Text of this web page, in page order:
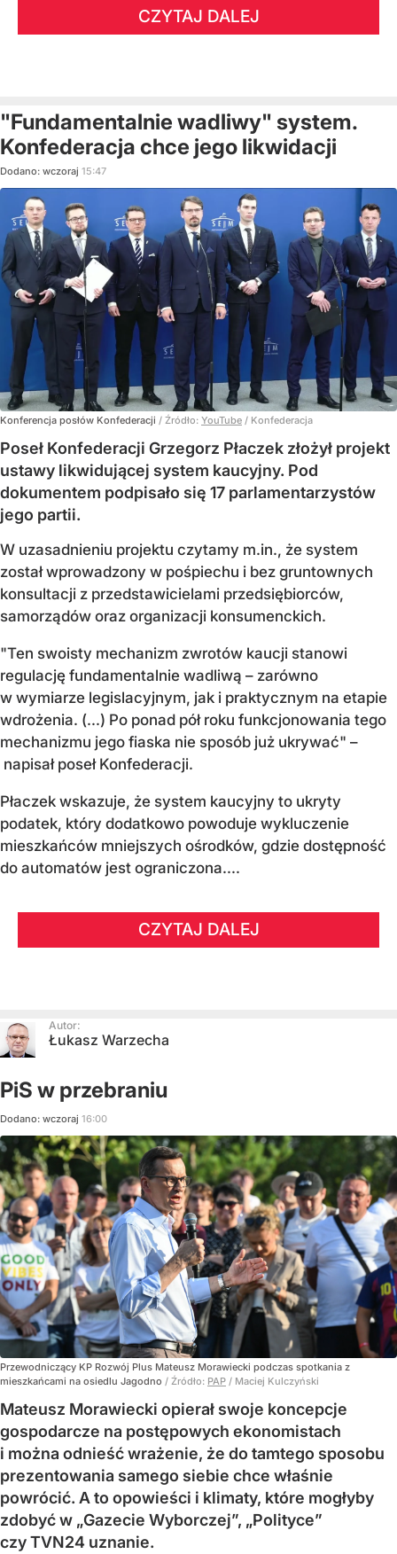
CZYTAJ DALEJ
"Fundamentalnie wadliwy" system.
Konfederacja chce jego likwidacji
Dodano: wczoraj 15:47
Konferencja posłów Konfederacji / Źródło: YouTube / Konfederacja
Poseł Konfederacji Grzegorz Płaczek złożył projekt
ustawy likwidującej system kaucyjny. Pod
dokumentem podpisało się 17 parlamentarzystów
jego partii.
W uzasadnieniu projektu czytamy m.in., że system
został wprowadzony w pośpiechu i bez gruntownych
konsultacji z przedstawicielami przedsiębiorców,
samorządów oraz organizacji konsumenckich.
"Ten swoisty mechanizm zwrotów kaucji stanowi
regulację fundamentalnie wadliwą – zarówno
w wymiarze legislacyjnym, jak i praktycznym na etapie
wdrożenia. (...) Po ponad pół roku funkcjonowania tego
mechanizmu jego fiaska nie sposób już ukrywać" –
napisał poseł Konfederacji.
Płaczek wskazuje, że system kaucyjny to ukryty
podatek, który dodatkowo powoduje wykluczenie
mieszkańców mniejszych ośrodków, gdzie dostępność
do automatów jest ograniczona....
CZYTAJ DALEJ
Autor:
Łukasz Warzecha
PiS w przebraniu
Dodano: wczoraj 16:00
Przewodniczący KP Rozwój Plus Mateusz Morawiecki podczas spotkania z
mieszkańcami na osiedlu Jagodno / Źródło: PAP / Maciej Kulczyński
Mateusz Morawiecki opierał swoje koncepcje
gospodarcze na postępowych ekonomistach
i można odnieść wrażenie, że do tamtego sposobu
prezentowania samego siebie chce właśnie
powrócić. A to opowieści i klimaty, które mogłyby
zdobyć w „Gazecie Wyborczej”, „Polityce”
czy TVN24 uznanie.